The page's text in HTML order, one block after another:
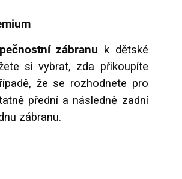
zábranu k dětské
si vybrat, zda přikoupíte
že se rozhodnete pro
přední a následně zadní
zábranu.